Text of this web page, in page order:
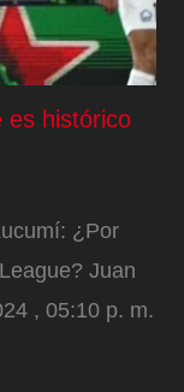
es histórico
¿Por
Juan
, 05:10 p. m.